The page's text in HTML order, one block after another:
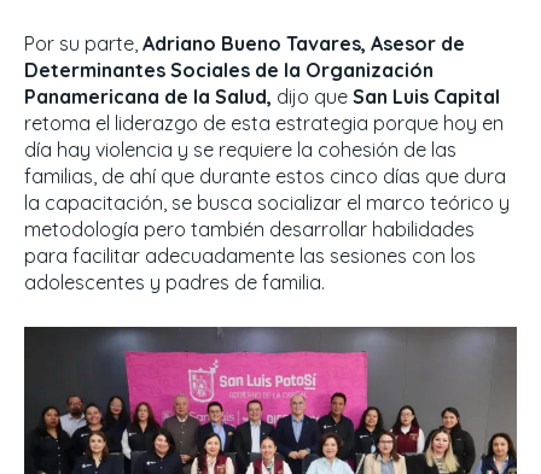
Por su parte, Adriano Bueno Tavares, Asesor de
Determinantes Sociales de la Organización
Panamericana de la Salud, dijo que San Luis Capital
retoma el liderazgo de esta estrategia porque hoy en
día hay violencia y se requiere la cohesión de las
familias, de ahí que durante estos cinco días que dura
la capacitación, se busca socializar el marco teórico y
metodología pero también desarrollar habilidades
para facilitar adecuadamente las sesiones con los
adolescentes y padres de familia.